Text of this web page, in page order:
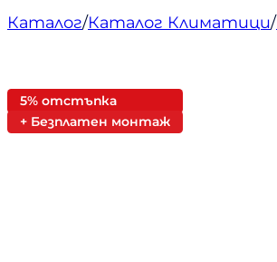
Каталог/Каталог Климатици/
5% отстъпка
+ Безплатен монтаж